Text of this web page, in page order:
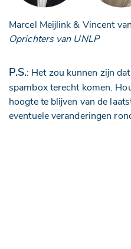
Marcel Meijlink & Vincent
Oprichters van UNLP
P.S.: Het zou kunnen zijn
spambox terecht komen.
hoogte te blijven van de
eventuele veranderingen